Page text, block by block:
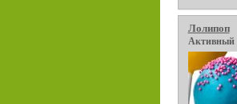
Лолипоп
Активный